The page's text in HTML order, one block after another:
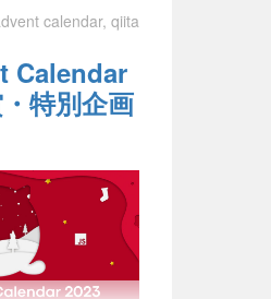
てまいります。
せください。
報を共有するた
誰でもQiitaを利
とが、技術情報
ると考えていま
での取
リシー
施行規則・ガイ
に伴い、安全管
についての定め
たは取得しよう
報であって、個
扱うことを予定
おいて、安全管理
載しました。
レットを変更し
せします！
、「エンジニア
というMissonを
らアクセシビリ
ています。
セシビリティの課
2.1 1.4.3：
）」 の解決に向
ラーパレットの
calendar qiita
Calendar
特別企画